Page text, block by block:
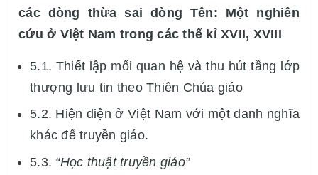
các dòng thừa sai dòng Tên: Một nghiên
cứu ở Việt Nam trong các thế kỉ XVII, XVIII
5.1. Thiết lập mối quan hệ và thu hút tầng lớp
thượng lưu tin theo Thiên Chúa giáo
5.2. Hiện diện ở Việt Nam với một danh nghĩa
khác để truyền giáo.
5.3. “Học thuật truyền giáo”